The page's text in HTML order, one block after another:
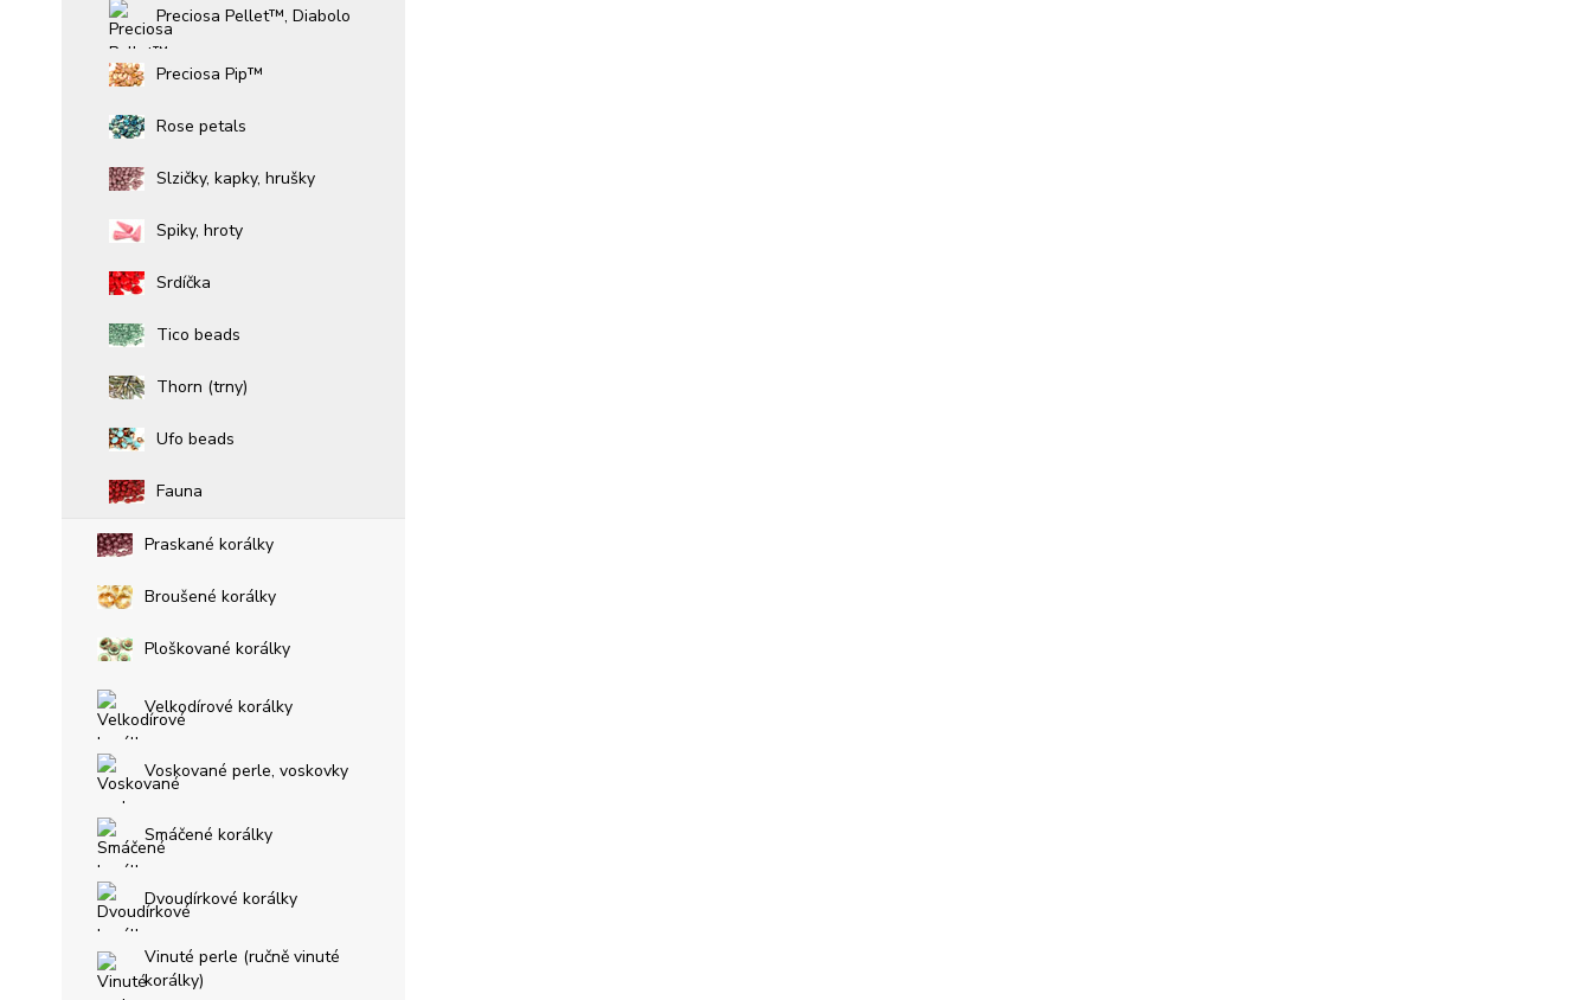
Preciosa Pellet™, Diabolo
Preciosa Pip™
Rose petals
Slzičky, kapky, hrušky
Spiky, hroty
Srdíčka
Tico beads
Thorn (trny)
Ufo beads
Fauna
Praskané korálky
Broušené korálky
Ploškované korálky
Velkodírové korálky
Voskované perle, voskovky
Smáčené korálky
Dvoudírkové korálky
Vinuté perle (ručně vinuté
korálky)